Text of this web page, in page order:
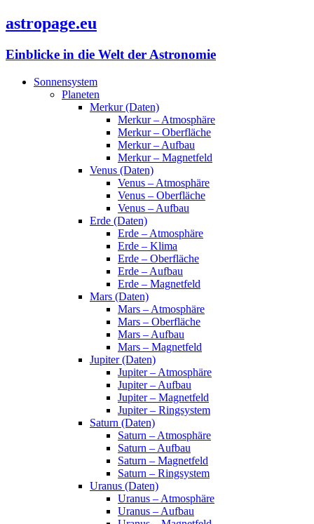
astropage.eu
Einblicke in die Welt der Astronomie
Sonnensystem
Planeten
Merkur (Daten)
Merkur – Atmosphäre
Merkur – Oberfläche
Merkur – Aufbau
Merkur – Magnetfeld
Venus (Daten)
Venus – Atmosphäre
Venus – Oberfläche
Venus – Aufbau
Erde (Daten)
Erde – Atmosphäre
Erde – Klima
Erde – Oberfläche
Erde – Aufbau
Erde – Magnetfeld
Mars (Daten)
Mars – Atmosphäre
Mars – Oberfläche
Mars – Aufbau
Mars – Magnetfeld
Jupiter (Daten)
Jupiter – Atmosphäre
Jupiter – Aufbau
Jupiter – Magnetfeld
Jupiter – Ringsystem
Saturn (Daten)
Saturn – Atmosphäre
Saturn – Aufbau
Saturn – Magnetfeld
Saturn – Ringsystem
Uranus (Daten)
Uranus – Atmosphäre
Uranus – Aufbau